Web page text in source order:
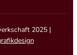
2025 |